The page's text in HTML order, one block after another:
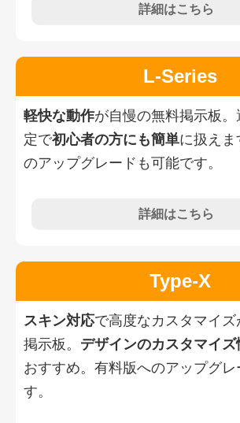
詳細はこちら
L-Series
軽快な動作が自慢の無料掲示板
定で初心者の方にも簡単に扱え
のアップグレードも可能です。
詳細はこちら
Type-X
スキン対応で高度なカスタマイ
掲示板。 デザインのカスタマイズ
おすすめ。有料版へのアップグ
す。